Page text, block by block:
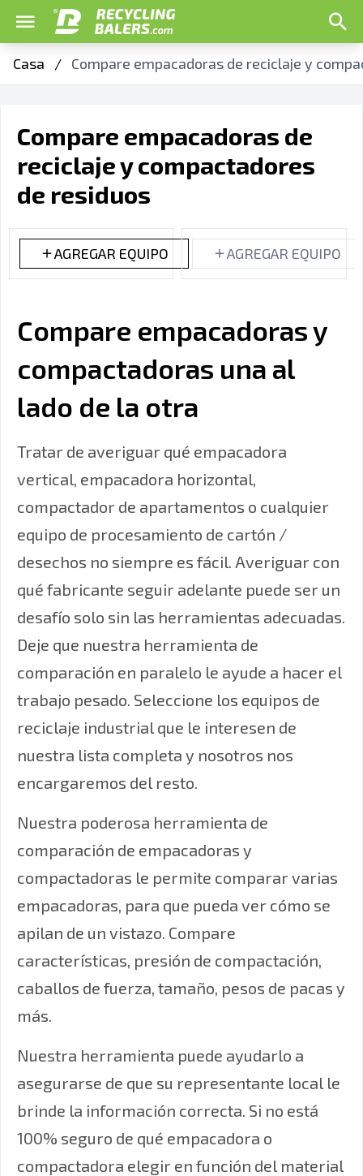
Casa / Compare empacadoras de reciclaje y
Compare empacadoras de
reciclaje y compactadores
de residuos
AGREGAR EQUIPO AGREGAR EQUIPO
Compare empacadoras y
compactadoras una al
lado de la otra
Tratar de averiguar qué empacadora
vertical, empacadora horizontal,
compactador de apartamentos o cualquier
equipo de procesamiento de cartón /
desechos no siempre es fácil. Averiguar con
qué fabricante seguir adelante puede ser un
desafío solo sin las herramientas adecuadas.
Deje que nuestra herramienta de
comparación en paralelo le ayude a hacer el
trabajo pesado. Seleccione los equipos de
reciclaje industrial que le interesen de
nuestra lista completa y nosotros nos
encargaremos del resto.
Nuestra poderosa herramienta de
comparación de empacadoras y
compactadoras le permite comparar varias
empacadoras, para que pueda ver cómo se
apilan de un vistazo. Compare
características, presión de compactación,
caballos de fuerza, tamaño, pesos de pacas y
más.
Nuestra herramienta puede ayudarlo a
asegurarse de que su representante local le
brinde la información correcta. Si no está
100% seguro de qué empacadora o
compactadora elegir en función del material